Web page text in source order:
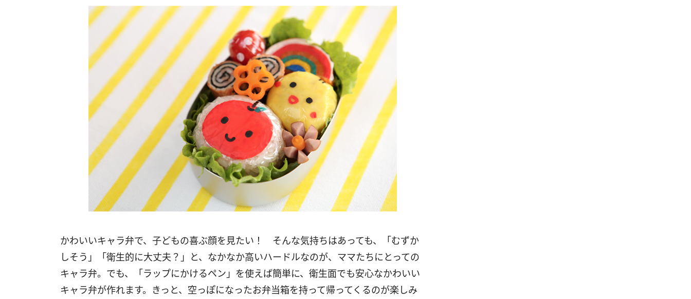
かわいいキャラ弁で、子どもの喜ぶ顔を見たい！ そんな気持ちはあっても、「むずか
しそう」「衛生的に大丈夫？」と、なかなか高いハードルなのが、ママたちにとっての
キャラ弁。でも、「ラップにかけるペン」を使えば簡単に、衛生面でも安心なかわいい
キャラ弁が作れます。きっと、空っぽになったお弁当箱を持って帰ってくるのが楽しみ